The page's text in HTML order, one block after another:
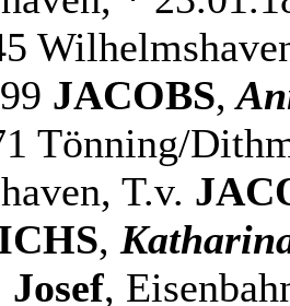
JACOBS,
Tönning/
T.v.
,
Josef,